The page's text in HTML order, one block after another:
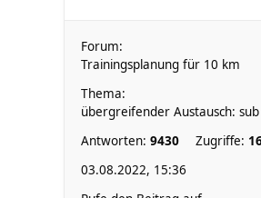
Forum:
Trainingsplanung für 10 km
Thema:
übergreifender Austausch:
Antworten: 9430 Zugriffe:
03.08.2022, 15:36